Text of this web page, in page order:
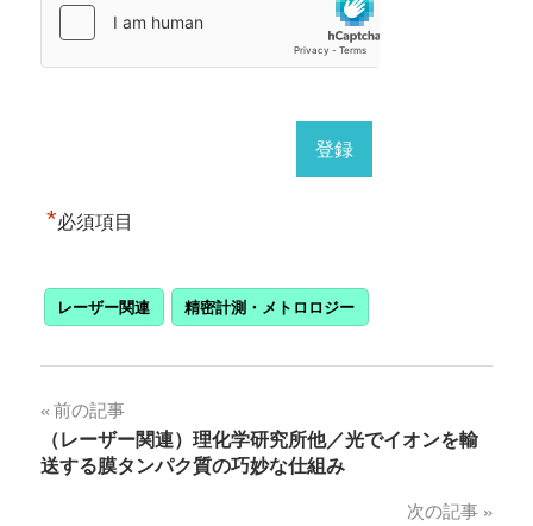
*必須項目
レーザー関連 精密計測・メトロロジー
投
稿
前の記事
（レーザー関連）理化学研究所他／光でイオンを輸
送する膜タンパク質の巧妙な仕組み
次の記事